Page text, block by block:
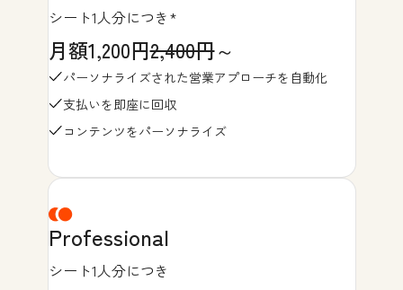
シート1人分につき*
月額1,200円2,400円～
パーソナライズされた営業アプローチを自動化
支払いを即座に回収
コンテンツをパーソナライズ
Professional
シート1人分につき